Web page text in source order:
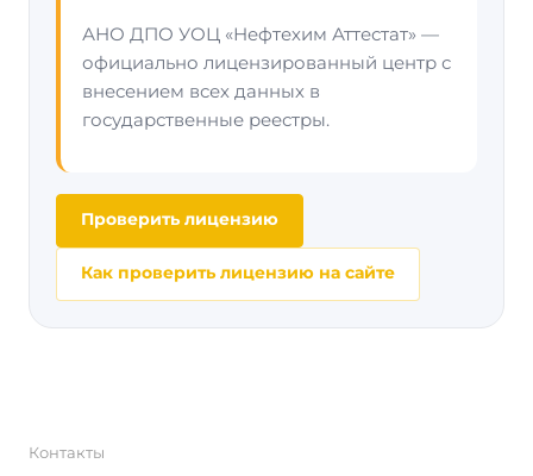
АНО ДПО УОЦ «Нефтехим Аттестат» —
официально лицензированный центр с
внесением всех данных в
государственные реестры.
Проверить лицензию
Как проверить лицензию на сайте
Контакты